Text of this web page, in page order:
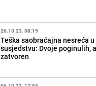
26.10.23. 08:19
Teška saobraćajna nesreća u
susjedstvu: Dvoje poginulih,
zatvoren